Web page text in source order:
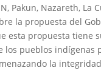
Pakun, Nazareth, La
la propuesta del
esta propuesta tiene
pueblos
la